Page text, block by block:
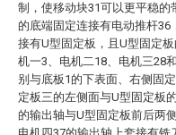
制，使移动块31可以更平稳
的底端固定连接有电动推杆
接有U型固定板，且U型固定
机一3、电机二18、电机三28
别与底板1的下表面、右侧固
定板三的左侧面与U型固定板
的输出轴与U型固定板前后两